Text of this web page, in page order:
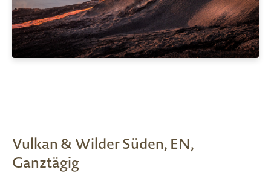
Vulkan & Wilder Süden, EN,
Ganztägig